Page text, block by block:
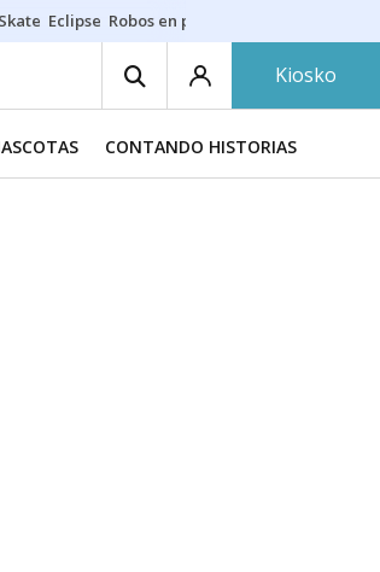
Skate Eclipse Robos en playas
Kiosko
CONTANDO HISTORIAS